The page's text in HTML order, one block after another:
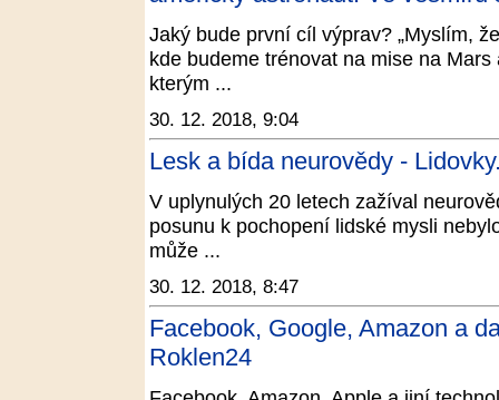
Jaký bude první cíl výprav? „Myslím,
kde budeme trénovat na mise na
kterým ...
30. 12. 2018, 9:04
Lesk a bída neurovědy -
V uplynulých 20 letech zažíval
posunu k pochopení lidské mysli
může ...
30. 12. 2018, 8:47
Facebook, Google, Amazon a
Roklen24